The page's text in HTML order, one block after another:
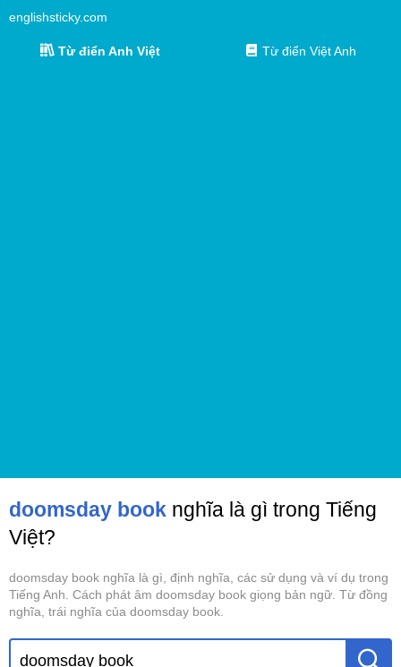
englishsticky.com
Từ điển Anh Việt Từ điển Việt Anh
doomsday book nghĩa là gì trong Tiếng
Việt?
doomsday book nghĩa là gì, định nghĩa, các sử dụng và ví dụ trong
Tiếng Anh. Cách phát âm doomsday book giọng bản ngữ. Từ đồng
nghĩa, trái nghĩa của doomsday book.